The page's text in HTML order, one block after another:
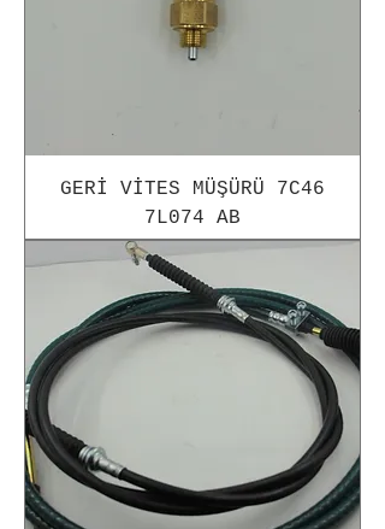
GERİ VİTES MÜŞÜRÜ 7C46
7L074 AB